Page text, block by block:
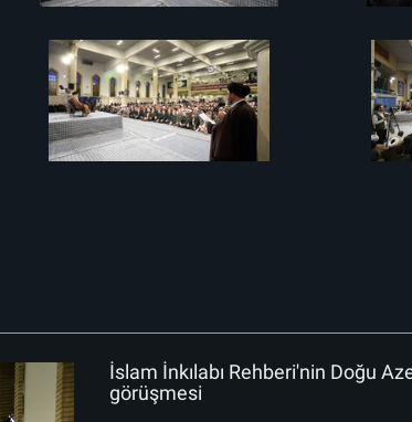
İslam İnkılabı Rehberi'nin Doğu
görüşmesi